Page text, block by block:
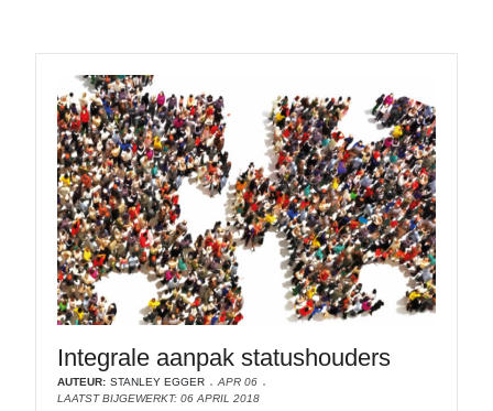
Integrale aanpak statushouders
AUTEUR: STANLEY EGGER
APR 06
LAATST BIJGEWERKT: 06 APRIL 2018